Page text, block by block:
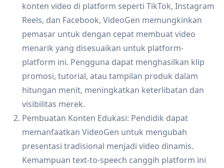
konten video di platform seperti TikTok, Instagram
Reels, dan Facebook, VideoGen memungkinkan
pemasar untuk dengan cepat membuat video
menarik yang disesuaikan untuk platform-
platform ini. Pengguna dapat menghasilkan klip
promosi, tutorial, atau tampilan produk dalam
hitungan menit, meningkatkan keterlibatan dan
visibilitas merek.
Pembuatan Konten Edukasi: Pendidik dapat
memanfaatkan VideoGen untuk mengubah
presentasi tradisional menjadi video dinamis.
Kemampuan text-to-speech canggih platform ini